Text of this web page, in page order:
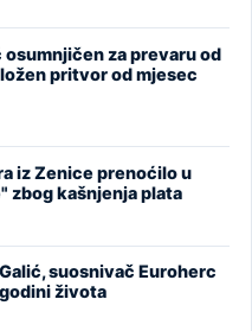
za prevaru od
pritvor od mjesec
iz Zenice prenoćilo u
zbog kašnjenja plata
suosnivač Euroherc
života